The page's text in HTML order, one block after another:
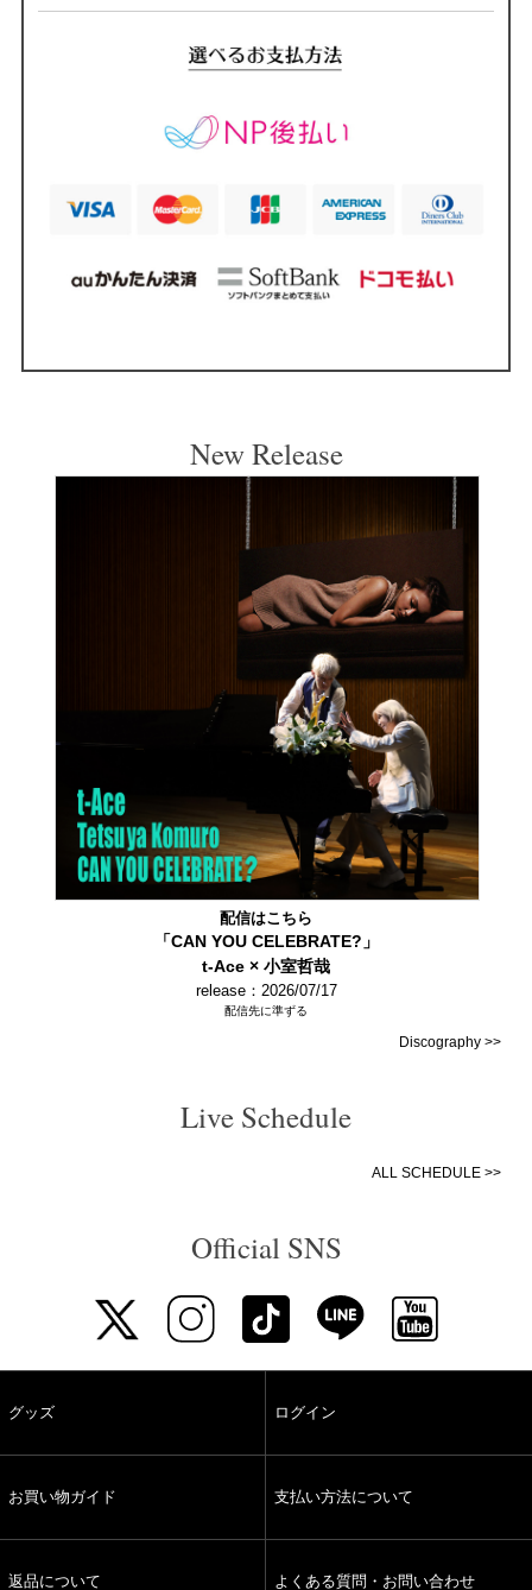
New Release
配信はこちら
「CAN YOU CELEBRATE?」
t-Ace × 小室哲哉
release：2026/07/17
配信先に準ずる
Discography >>
Live Schedule
ALL SCHEDULE >>
Official SNS
グッズ ログイン
お買い物ガイド 支払い方法について
返品について よくある質問・お問い合わせ